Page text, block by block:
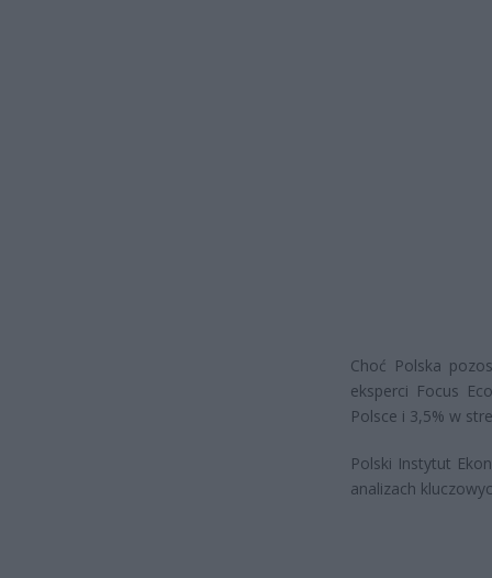
Choć Polska
eksperci Focus
Polsce i 3,5% w
Polski Instytut
analizach